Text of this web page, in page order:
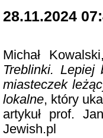
28.11.2024
Michał
Treblinki. Lepiej
miasteczek
lokalne, który
artykuł prof.
Jewish.pl